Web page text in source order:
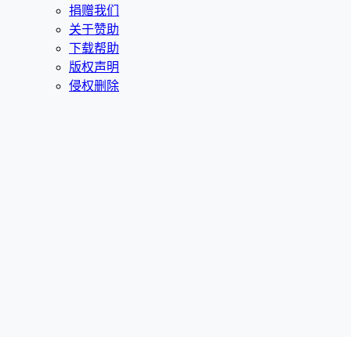
捐赠我们
关于赞助
下载帮助
版权声明
侵权删除